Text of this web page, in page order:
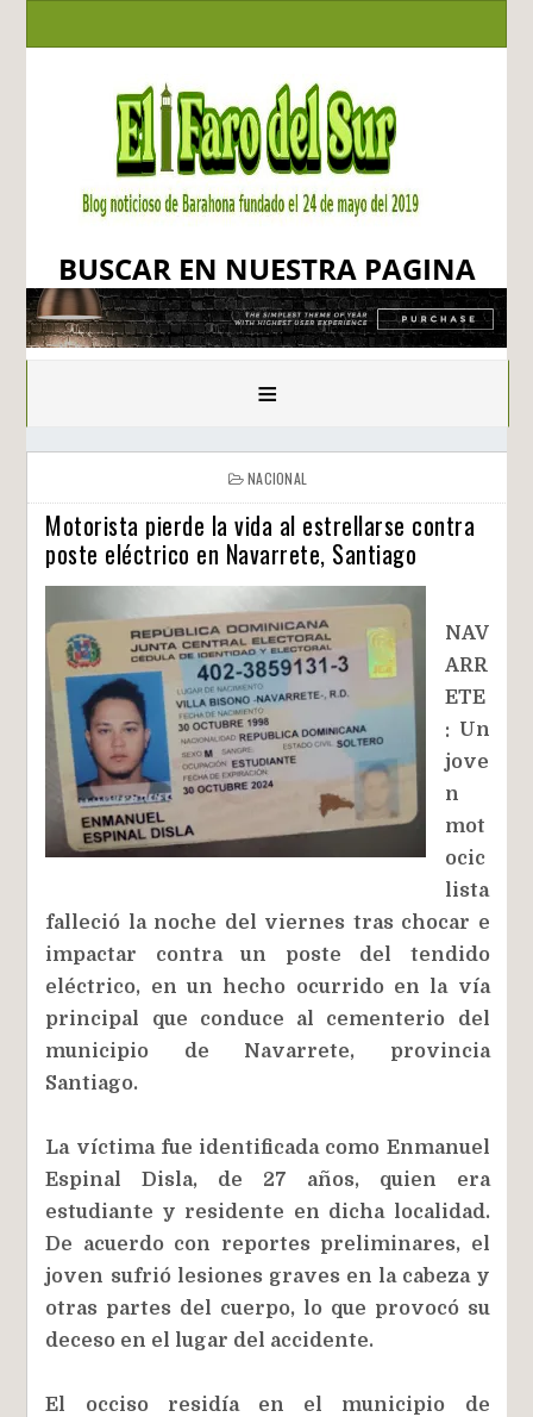
BUSCAR EN NUESTRA PAGINA
≡
NACIONAL
Motorista pierde la vida al estrellarse contra
poste eléctrico en Navarrete, Santiago
NAV
ARR
ETE
: Un
jove
n
mot
ocic
lista
falleció la noche del viernes tras chocar e
impactar contra un poste del tendido
eléctrico, en un hecho ocurrido en la vía
principal que conduce al cementerio del
municipio de Navarrete, provincia
Santiago.
La víctima fue identificada como Enmanuel
Espinal Disla, de 27 años, quien era
estudiante y residente en dicha localidad.
De acuerdo con reportes preliminares, el
joven sufrió lesiones graves en la cabeza y
otras partes del cuerpo, lo que provocó su
deceso en el lugar del accidente.
El occiso residía en el municipio de